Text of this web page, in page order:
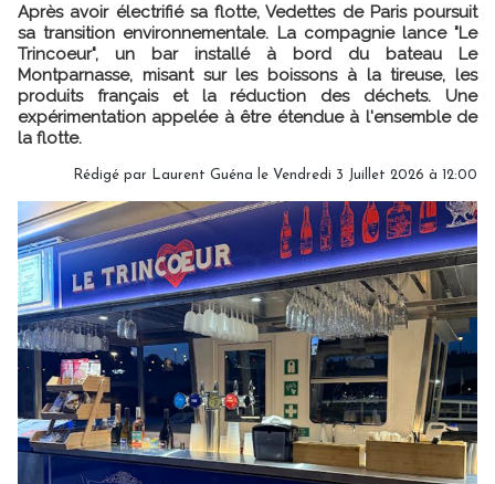
Après avoir électrifié sa flotte, Vedettes de Paris poursuit
sa transition environnementale. La compagnie lance "Le
Trincoeur", un bar installé à bord du bateau Le
Montparnasse, misant sur les boissons à la tireuse, les
produits français et la réduction des déchets. Une
expérimentation appelée à être étendue à l'ensemble de
la flotte.
Rédigé par Laurent Guéna le Vendredi 3 Juillet 2026 à 12:00